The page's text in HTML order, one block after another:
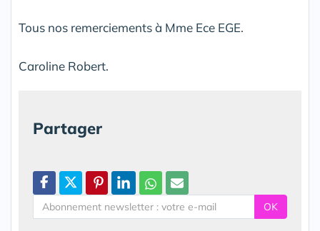
Tous nos remerciements à Mme Ece EGE.
Caroline Robert.
Partager
OK